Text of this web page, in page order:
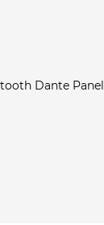
Dante Panel